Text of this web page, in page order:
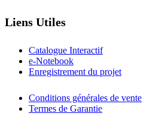
Liens Utiles
Catalogue Interactif
e-Notebook
Enregistrement du projet
Conditions générales de vente
Termes de Garantie